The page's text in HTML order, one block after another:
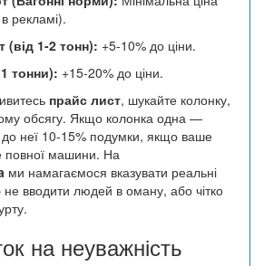
рекламі).
(від 1-2 тонн): +5-10% до ціни.
тонни): +15-20% до ціни.
прайс лист, шукайте колонку,
обсягу. Якщо колонка одна —
до неї 10-15% подумки, якщо ваше
машини. На
ми намагаємося вказувати реальні
не вводити людей в оману, або чітко
на неуважність